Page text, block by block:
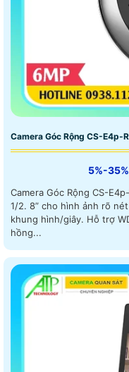
Camera Góc Rộng CS-E4p-
5%-35%
Camera Góc Rộng CS-
1/2. 8” cho hình ảnh rõ
khung hình/giây. Hỗ trợ WDR kỹ thuật số, DNR 3D, phạm vi
hồng...